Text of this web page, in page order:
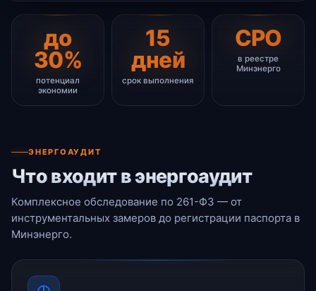
до
30%
потенциал
экономии
15
дней
срок выполнения
СРО
в реестре
Минэнерго
ЭНЕРГОАУДИТ
Что входит в энергоаудит
Комплексное обследование по 261-ФЗ — от
инструментальных замеров до регистрации паспорта в
Минэнерго.